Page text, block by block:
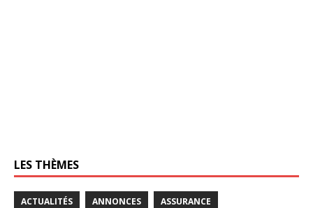
LES THÈMES
ACTUALITÉS ANNONCES ASSURANCE